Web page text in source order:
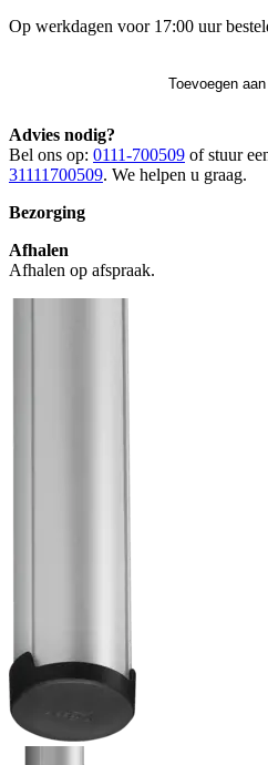
Op werkdagen voor 17:00 uur
Toevoegen
Advies nodig?
Bel ons op: 0111-700509 of stuur
31111700509. We helpen u graag.
Bezorging
Afhalen
Afhalen op afspraak.